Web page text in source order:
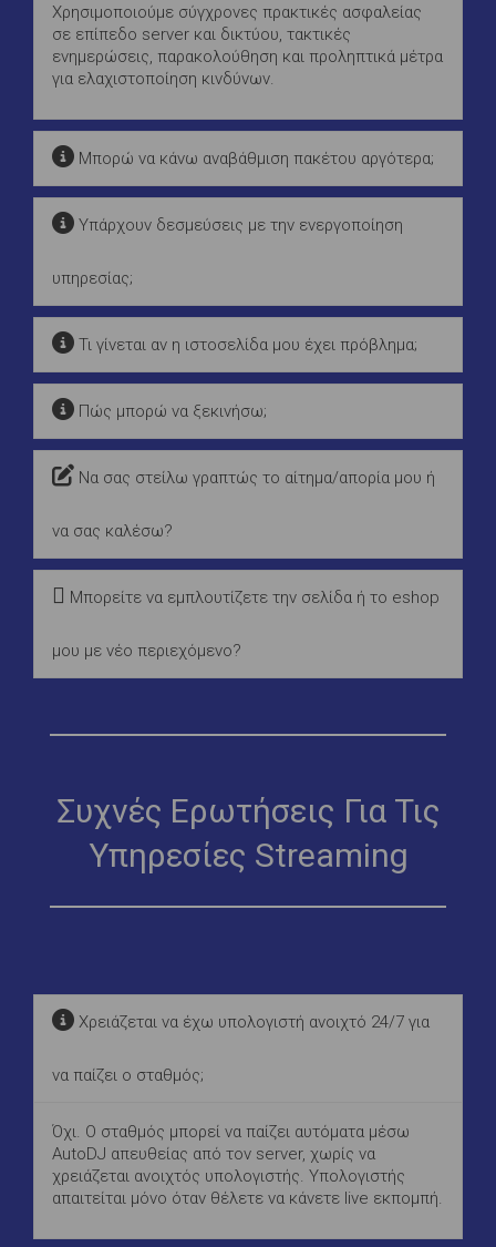
Χρησιμοποιούμε σύγχρονες πρακτικές ασφαλείας
σε επίπεδο server και δικτύου, τακτικές
ενημερώσεις, παρακολούθηση και προληπτικά μέτρα
για ελαχιστοποίηση κινδύνων.
Μπορώ να κάνω αναβάθμιση πακέτου αργότερα;
Υπάρχουν δεσμεύσεις με την ενεργοποίηση
υπηρεσίας;
Τι γίνεται αν η ιστοσελίδα μου έχει πρόβλημα;
Πώς μπορώ να ξεκινήσω;
Να σας στείλω γραπτώς το αίτημα/απορία μου ή
να σας καλέσω?
Μπορείτε να εμπλουτίζετε την σελίδα ή το eshop
μου με νέο περιεχόμενο?
Συχνές Ερωτήσεις Για Τις
Υπηρεσίες Streaming
Χρειάζεται να έχω υπολογιστή ανοιχτό 24/7 για
να παίζει ο σταθμός;
Όχι. Ο σταθμός μπορεί να παίζει αυτόματα μέσω
AutoDJ απευθείας από τον server, χωρίς να
χρειάζεται ανοιχτός υπολογιστής. Υπολογιστής
απαιτείται μόνο όταν θέλετε να κάνετε live εκπομπή.